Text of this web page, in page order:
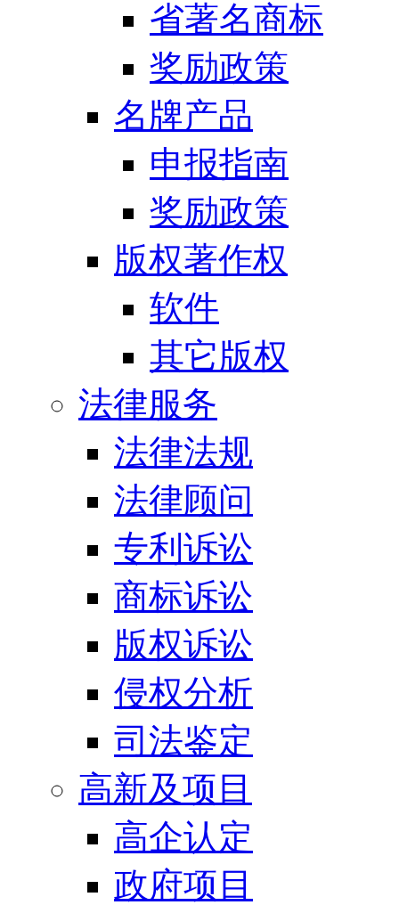
省著名商标
奖励政策
名牌产品
申报指南
奖励政策
版权著作权
软件
其它版权
法律服务
法律法规
法律顾问
专利诉讼
商标诉讼
版权诉讼
侵权分析
司法鉴定
高新及项目
高企认定
政府项目